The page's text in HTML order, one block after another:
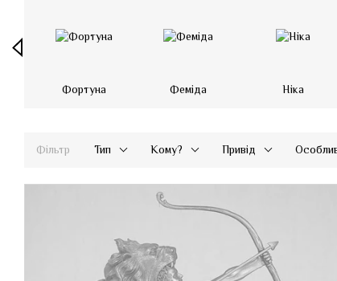
Фортуна Феміда Ніка
Фільтр Тип Кому? Привід